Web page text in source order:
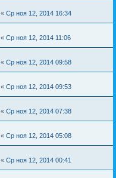
« Ср ноя 12, 2014 16:34
« Ср ноя 12, 2014 11:06
« Ср ноя 12, 2014 09:58
« Ср ноя 12, 2014 09:53
« Ср ноя 12, 2014 07:38
« Ср ноя 12, 2014 05:08
« Ср ноя 12, 2014 00:41